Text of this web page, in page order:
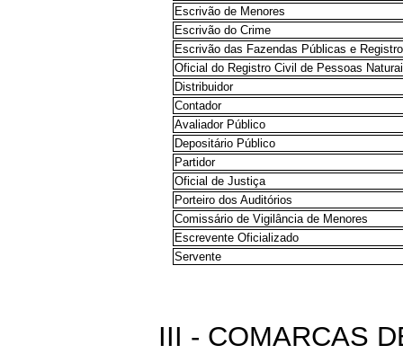
Escrivão de Menores
Escrivão do Crime
Escrivão das Fazendas Públicas e
Oficial do Registro Civil de Pessoas
Distribuidor
Contador
Avaliador Público
Depositário Público
Partidor
Oficial de Justiça
Porteiro dos Auditórios
Comissário de Vigilância de Menores
Escrevente Oficializado
Servente
III - COMARCAS